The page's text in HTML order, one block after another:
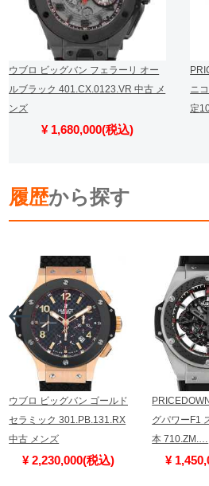
ウブロ ビッグバン フェラーリ オー
ルブラック 401.CX.0123.VR 中古 メ
ンズ
¥ 1,680,000(税込)
ニ
定
履歴から探す
ウブロ ビッグバン ゴールド
セラミック 301.PB.131.RX
中古 メンズ
¥ 2,230,000(税込)
グパワーF1
本 710.ZM.…
¥